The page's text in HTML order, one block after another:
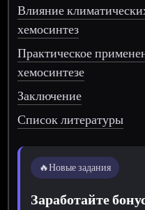
Влияние
хемосинтез
Практическое
хемосинтезе
Заключение
Список литературы
🔥Новые задания
Заработайте